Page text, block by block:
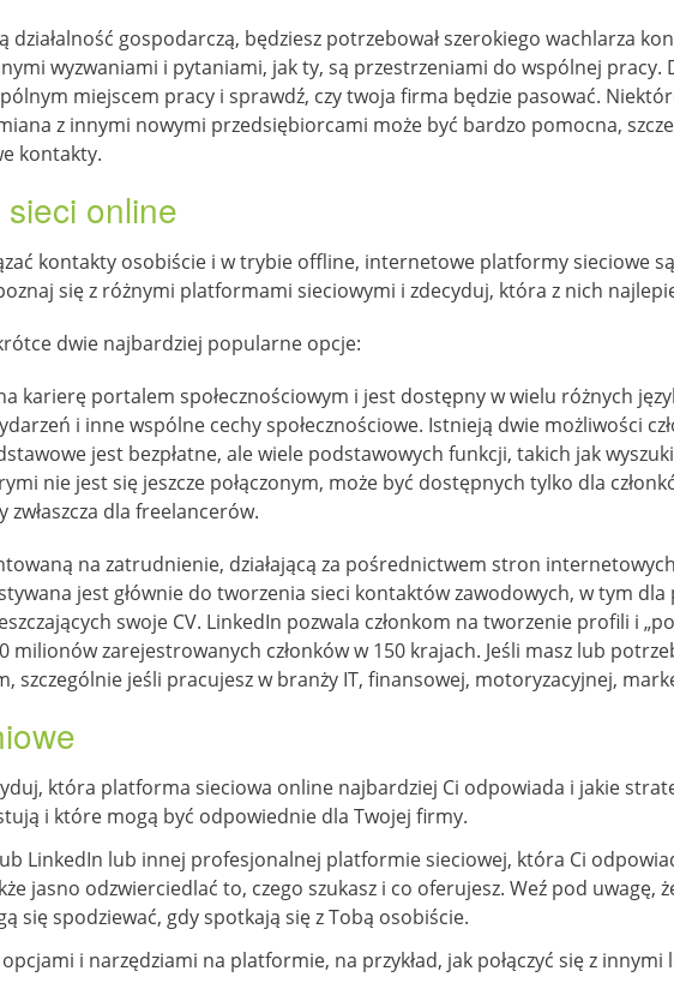
działalność gospodarczą, będziesz potrzebował szerokiego wachlarza
wyzwaniami i pytaniami, jak ty, są przestrzeniami do wspólnej pracy.
miejscem pracy i sprawdź, czy twoja firma będzie pasować.
z innymi nowymi przedsiębiorcami może być bardzo pomocna,
kontakty.
online
kontakty osobiście i w trybie offline, internetowe platformy sieciowe
się z różnymi platformami sieciowymi i zdecyduj, która z nich
dwie najbardziej popularne opcje:
karierę portalem społecznościowym i jest dostępny w wielu różnych
i inne wspólne cechy społecznościowe. Istnieją dwie możliwości
jest bezpłatne, ale wiele podstawowych funkcji, takich jak
nie jest się jeszcze połączonym, może być dostępnych tylko dla
dla freelancerów.
na zatrudnienie, działającą za pośrednictwem stron
jest głównie do tworzenia sieci kontaktów zawodowych, w tym
swoje CV. LinkedIn pozwala członkom na tworzenie profili i
milionów zarejestrowanych członków w 150 krajach. Jeśli masz lub
szczególnie jeśli pracujesz w branży IT, finansowej, motoryzacyjnej,
która platforma sieciowa online najbardziej Ci odpowiada i jakie
i które mogą być odpowiednie dla Twojej firmy.
LinkedIn lub innej profesjonalnej platformie sieciowej, która Ci
jasno odzwierciedlać to, czego szukasz i co oferujesz. Weź pod
się spodziewać, gdy spotkają się z Tobą osobiście.
i narzędziami na platformie, na przykład, jak połączyć się z